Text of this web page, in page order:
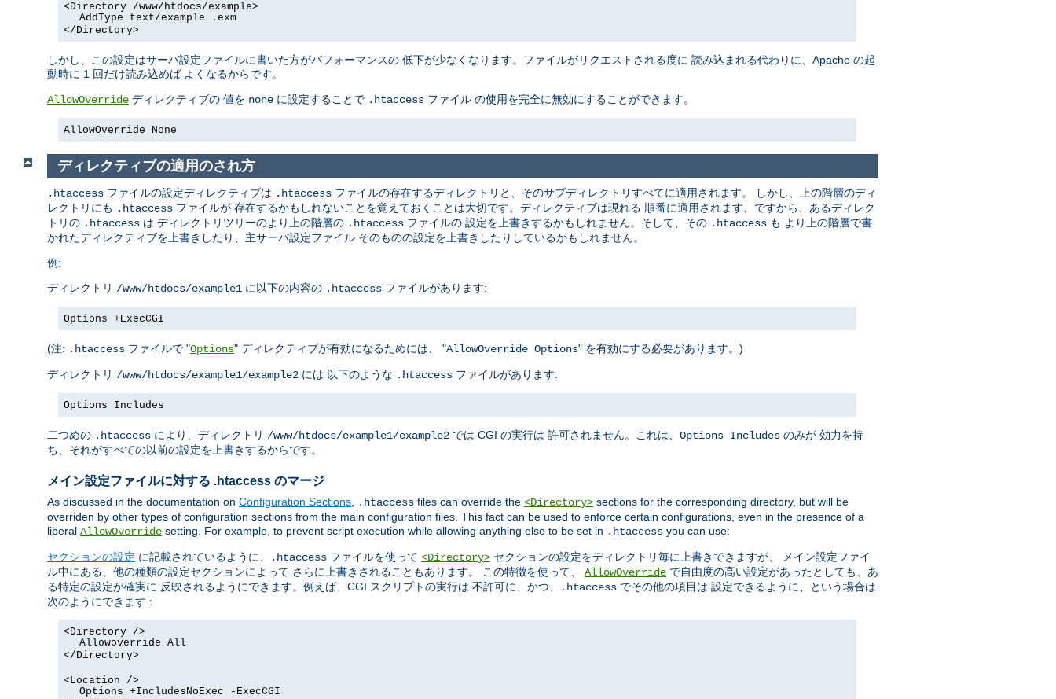
<Directory /www/htdocs/example>
AddType text/example .exm
</Directory>
しかし、この設定はサーバ設定ファイルに書いた方がパフォーマンスの 低下が少なくなります。ファイルがリクエストされる度に 読み込まれる代わりに、Apache の起
動時に 1 回だけ読み込めば よくなるからです。
AllowOverride ディレクティブの 値を none に設定することで .htaccess ファイル の使用を完全に無効にすることができます。
AllowOverride None
ディレクティブの適用のされ方
.htaccess ファイルの設定ディレクティブは .htaccess ファイルの存在するディレクトリと、そのサブディレクトリすべてに適用されます。 しかし、上の階層のディ
レクトリにも .htaccess ファイルが 存在するかもしれないことを覚えておくことは大切です。ディレクティブは現れる 順番に適用されます。ですから、あるディレク
トリの .htaccess は ディレクトリツリーのより上の階層の .htaccess ファイルの 設定を上書きするかもしれません。そして、その .htaccess も より上の階層で書
かれたディレクティブを上書きしたり、主サーバ設定ファイル そのものの設定を上書きしたりしているかもしれません。
例:
ディレクトリ /www/htdocs/example1 に以下の内容の .htaccess ファイルがあります:
Options +ExecCGI
(注: .htaccess ファイルで "Options" ディレクティブが有効になるためには、 "AllowOverride Options" を有効にする必要があります。)
ディレクトリ /www/htdocs/example1/example2 には 以下のような .htaccess ファイルがあります:
Options Includes
二つめの .htaccess により、ディレクトリ /www/htdocs/example1/example2 では CGI の実行は 許可されません。これは、 Options Includes のみが 効力を持
ち、それがすべての以前の設定を上書きするからです。
メイン設定ファイルに対する .htaccess のマージ
As discussed in the documentation on Configuration Sections .htaccess files can override the <Directory> sections for the corresponding directory, but will be
overriden by other types of configuration sections from the main configuration files. This fact can be used to enforce certain configurations, even in the presence of a
liberal AllowOverride setting. For example, to prevent script execution while allowing anything else to be set in .htaccess you can use:
セクションの設定 に記載されているように、 .htaccess ファイルを使って <Directory> セクションの設定をディレクトリ毎に上書きできますが、 メイン設定ファイ
ル中にある、他の種類の設定セクションによって さらに上書きされることもあります。 この特徴を使って、 AllowOverride で自由度の高い設定があったとしても、あ
る特定の設定が確実に 反映されるようにできます。例えば、CGI スクリプトの実行は 不許可に、かつ、
.htaccess でその他の項目は 設定できるように、という場合は
次のようにできます :
<Directory />
Allowoverride All
</Directory>
<Location />
Options +IncludesNoExec -ExecCGI